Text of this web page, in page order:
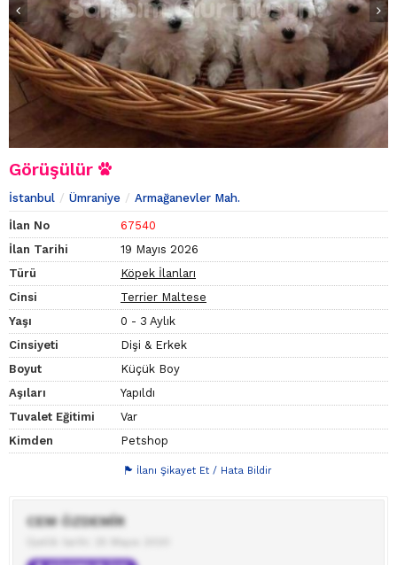
Görüşülür
İstanbul Ümraniye Armağanevler Mah.
İlan No
67540
İlan Tarihi
19 Mayıs 2026
Türü
Köpek İlanları
Cinsi
Terrier Maltese
Yaşı
0 - 3 Aylık
Cinsiyeti
Dişi & Erkek
Boyut
Küçük Boy
Aşıları
Yapıldı
Tuvalet Eğitimi
Var
Kimden
Petshop
İlanı Şikayet Et / Hata Bildir
CEM ÖZDEMİR